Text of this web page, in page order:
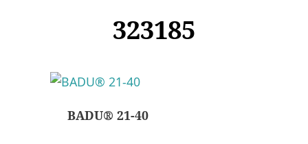
323185
BADU® 21-40